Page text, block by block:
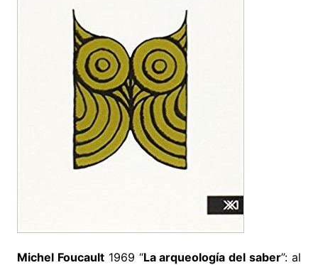
Michel Foucault1969 “La arqueología del saber”: al